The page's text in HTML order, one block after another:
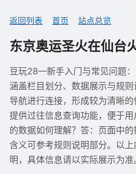
返回列表 首页 站点总览
东京奥运圣火在仙台
豆玩28—新手入门与常见问题：
涵盖栏目划分、数据展示与规
导航进行连接，形成较为清晰
提供过往信息查询功能，便于
的数据如何理解？答：页面中
含义可参考规则说明部分。以
明，具体信息请以实际展示为准